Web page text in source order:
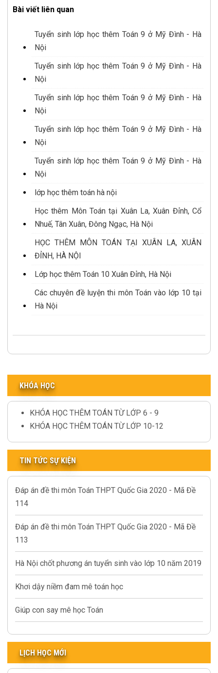
Bài viết liên quan
Tuyển sinh lớp học thêm Toán 9 ở Mỹ Đình - Hà
Nội
Tuyển sinh lớp học thêm Toán 9 ở Mỹ Đình - Hà
Nội
Tuyển sinh lớp học thêm Toán 9 ở Mỹ Đình - Hà
Nội
Tuyển sinh lớp học thêm Toán 9 ở Mỹ Đình - Hà
Nội
Tuyển sinh lớp học thêm Toán 9 ở Mỹ Đình - Hà
Nội
lớp học thêm toán hà nội
Học thêm Môn Toán tại Xuân La, Xuân Đỉnh, Cổ
Nhuế, Tân Xuân, Đông Ngạc, Hà Nội
HỌC THÊM MÔN TOÁN TẠI XUÂN LA, XUÂN
ĐỈNH, HÀ NỘI
Lớp học thêm Toán 10 Xuân Đỉnh, Hà Nội
Các chuyên đề luyện thi môn Toán vào lớp 10 tại
Hà Nội
KHÓA HỌC
KHÓA HỌC THÊM TOÁN TỪ LỚP 6 - 9
KHÓA HỌC THÊM TOÁN TỪ LỚP 10-12
TIN TỨC SỰ KIỆN
Đáp án đề thi môn Toán THPT Quốc Gia 2020 - Mã Đề
114
Đáp án đề thi môn Toán THPT Quốc Gia 2020 - Mã Đề
113
Hà Nội chốt phương án tuyển sinh vào lớp 10 năm 2019
Khơi dậy niềm đam mê toán học
Giúp con say mê học Toán
LỊCH HỌC MỚI